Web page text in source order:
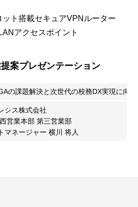
ト搭載セキュアVPNルーター
アクセスポイント
案プレゼンテーション
の課題解決と次世代の校務DX実現に向
シス株式会社
営業本部 第三営業部
マネージャー 横川 将人